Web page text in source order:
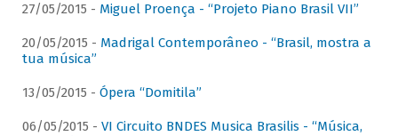
27/05/2015 - Miguel Proença - “Projeto Piano Brasil VII”
20/05/2015 - Madrigal Contemporâneo - “Brasil, mostra a
tua música”
13/05/2015 - Ópera “Domitila”
06/05/2015 - VI Circuito BNDES Musica Brasilis - “Música,